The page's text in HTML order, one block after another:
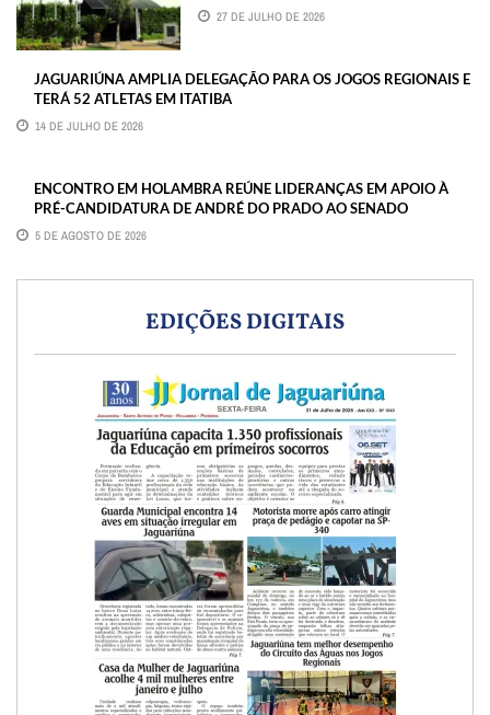
27 DE JULHO DE 2026
JAGUARIÚNA AMPLIA DELEGAÇÃO PARA OS JOGOS REGIONAIS E
TERÁ 52 ATLETAS EM ITATIBA
14 DE JULHO DE 2026
ENCONTRO EM HOLAMBRA REÚNE LIDERANÇAS EM APOIO À
PRÉ-CANDIDATURA DE ANDRÉ DO PRADO AO SENADO
5 DE AGOSTO DE 2026
EDIÇÕES DIGITAIS